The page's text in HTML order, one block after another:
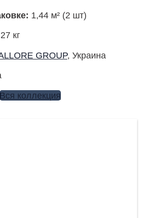
: 1,44 м² (2 шт)
кг
GROUP, Украина
Вся коллекция